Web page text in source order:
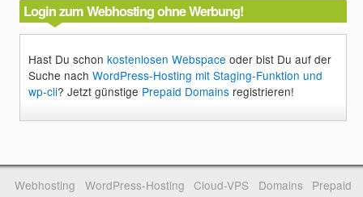
Login zum Webhosting ohne Werbung!
Hast Du schonkostenlosen Webspace oder bist Du auf der
Suche nachWordPress-Hosting mit Staging-Funktion und
wp-cli? Jetzt günstige Prepaid Domains registrieren!
Webhosting WordPress-Hosting Cloud-VPS Domains Prepaid